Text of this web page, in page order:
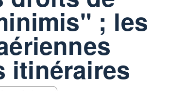
; les
itinéraires